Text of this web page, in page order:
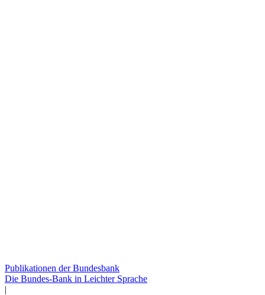
Publikationen der Bundesbank
Die Bundes-Bank in Leichter Sprache
|